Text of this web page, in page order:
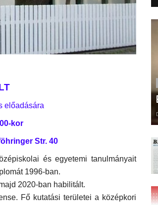
előadására
kor
Str. 40
és egyetemi tanulmányait
1996-ban.
2020-ban habilitált.
Fő kutatási területei a középkori